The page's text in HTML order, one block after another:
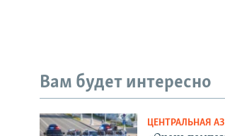
Вам будет интересно
ЦЕНТРАЛЬНАЯ